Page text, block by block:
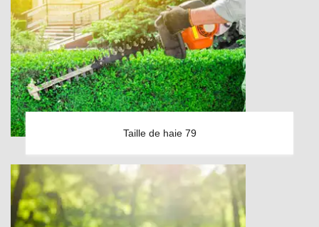
Taille de haie 79